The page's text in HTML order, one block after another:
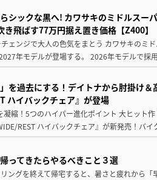
シックな黒へ! カワサキのミドルスー
飛ばす77万円据え置き価格【Z400】
ェンジで大人の色気をまとう カワサキのミ
年モデルが登場する。 2026年モデルで採
」を過去にする！デイトナから肘掛け
ハイバックチェア』が登場
凝縮！5つのハイパー進化ポイント 大ヒット
REST ハイバックチェア』が新発売！バ
ってきたらやるべきこと３選
ングを終えて帰宅すると、暑さと疲れから「